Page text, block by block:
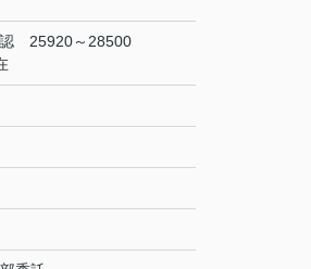
認 25920～28500